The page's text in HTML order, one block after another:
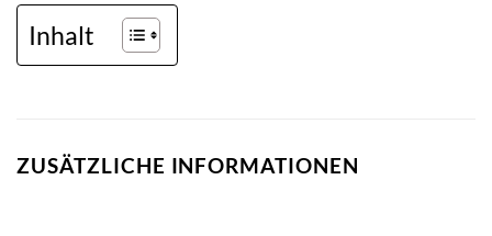
Inhalt
ZUSÄTZLICHE INFORMATIONEN